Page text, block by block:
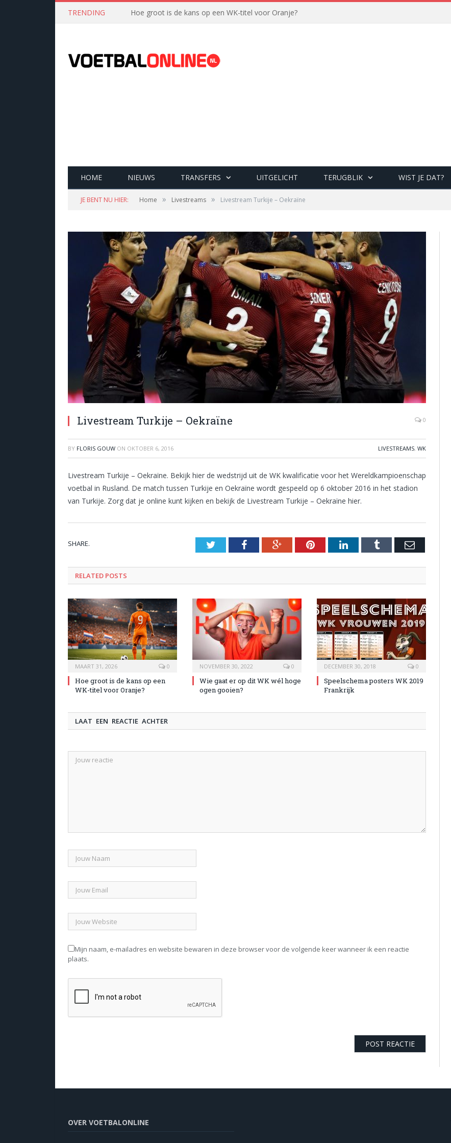
TRENDING Hoe groot is de kans op een WK-titel voor Oranje?
HOME NIEUWS TRANSFERS UITGELICHT TERUGBLIK WIST JE DAT?
JE BENT NU HIER: Home » Livestreams » Livestream Turkije – Oekraïne
Livestream Turkije – Oekraïne 0
BY FLORIS GOUW ON OKTOBER 6, 2016 LIVESTREAMS, WK
Livestream Turkije – Oekraïne. Bekijk hier de wedstrijd uit de WK kwalificatie voor het Wereldkampioenschap
voetbal in Rusland. De match tussen Turkije en Oekraïne wordt gespeeld op 6 oktober 2016 in het stadion
van Turkije. Zorg dat je online kunt kijken en bekijk de Livestream Turkije – Oekraïne hier.
SHARE. TwitterFacebookGoogle+PinterestLinkedInTumblr Email
RELATED POSTS
MAART 31, 2026 0
Hoe groot is de kans op een
WK-titel voor Oranje?
NOVEMBER 30, 2022 0
Wie gaat er op dit WK wél hoge
ogen gooien?
DECEMBER 30, 2018 0
Speelschema posters WK 2019
Frankrijk
LAAT EEN REACTIE ACHTER
Mijn naam, e-mailadres en website bewaren in deze browser voor de volgende keer wanneer ik een reactie
plaats.
OVER VOETBALONLINE